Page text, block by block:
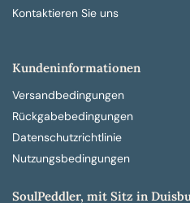
Kontaktieren Sie uns
Kundeninformationen
Versandbedingungen
Rückgabebedingungen
Datenschutzrichtlinie
Nutzungsbedingungen
SoulPeddler, mit Sitz in